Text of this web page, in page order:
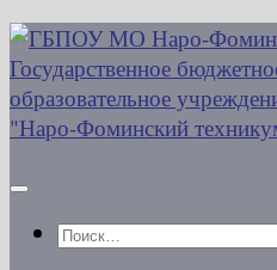
Перейти
к
содержимому
Найти: